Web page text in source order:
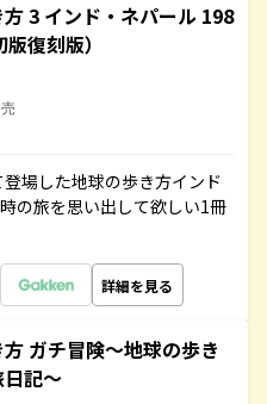
3 インド・ネパール 198
復刻版）
場した地球の歩き方インド
の旅を思い出して欲しい1冊
詳細を見る
ガチ冒険～地球の歩き
記～